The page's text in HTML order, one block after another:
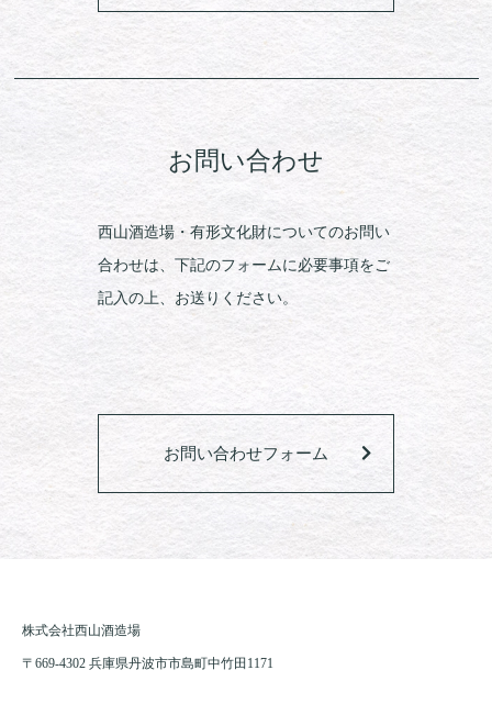
お問い合わせ
西山酒造場・有形文化財についてのお問い
合わせは、下記のフォームに必要事項をご
記入の上、お送りください。
お問い合わせフォーム
株式会社西山酒造場
〒669-4302 兵庫県丹波市市島町中竹田1171